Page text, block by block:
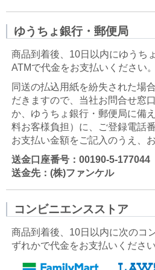
ゆうちょ銀行・郵便局
商品到着後、10日以内にゆうち
ATMで代金をお支払いください。
同送の払込用紙を紛失された場
だきますので、当社お問合せ窓
か、ゆうちょ銀行・郵便局に備
料お客様負担）に、ご登録電話
お支払い金額をご記入のうえ、
送金口座番号：00190-5-177044
送金先：(株)ファンケル
コンビニエンスストア
商品到着後、10日以内に次のコ
ずれかで代金をお支払いください